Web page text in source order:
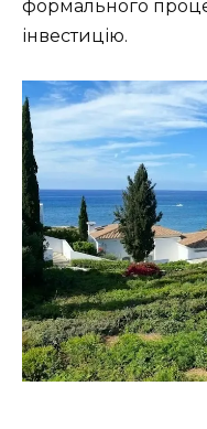
формального
інвестицію.